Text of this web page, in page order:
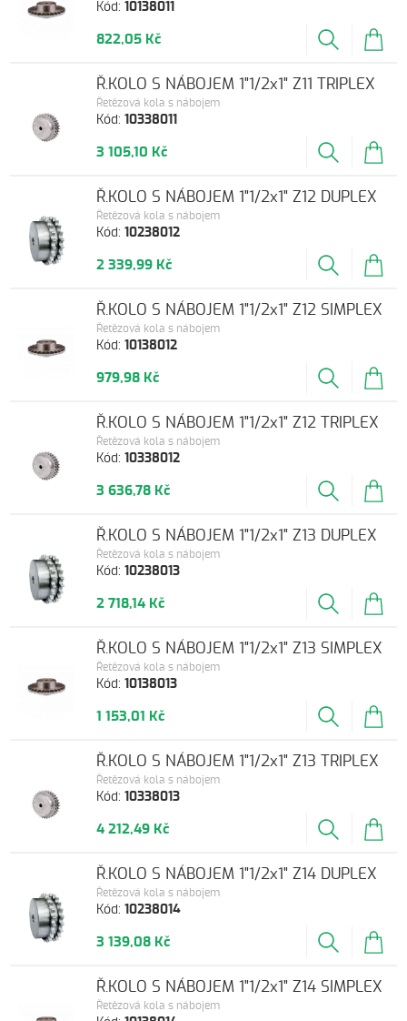
Kód:10138011
822,05 Kč
Kód:10338011
Řetězová kola s nábojem
Ř.KOLO S NÁBOJEM 1"1/2x1" Z11 TRIPLEX
3 105,10 Kč
Kód:10238012
Řetězová kola s nábojem
Ř.KOLO S NÁBOJEM 1"1/2x1" Z12 DUPLEX
2 339,99 Kč
Kód:10138012
Řetězová kola s nábojem
Ř.KOLO S NÁBOJEM 1"1/2x1" Z12 SIMPLEX
979,98 Kč
Kód:10338012
Řetězová kola s nábojem
Ř.KOLO S NÁBOJEM 1"1/2x1" Z12 TRIPLEX
3 636,78 Kč
Kód:10238013
Řetězová kola s nábojem
Ř.KOLO S NÁBOJEM 1"1/2x1" Z13 DUPLEX
2 718,14 Kč
Kód:10138013
Řetězová kola s nábojem
Ř.KOLO S NÁBOJEM 1"1/2x1" Z13 SIMPLEX
1 153,01 Kč
Kód:10338013
Řetězová kola s nábojem
Ř.KOLO S NÁBOJEM 1"1/2x1" Z13 TRIPLEX
4 212,49 Kč
Kód:10238014
Řetězová kola s nábojem
Ř.KOLO S NÁBOJEM 1"1/2x1" Z14 DUPLEX
3 139,08 Kč
Řetězová kola s nábojem
Ř.KOLO S NÁBOJEM 1"1/2x1" Z14 SIMPLEX